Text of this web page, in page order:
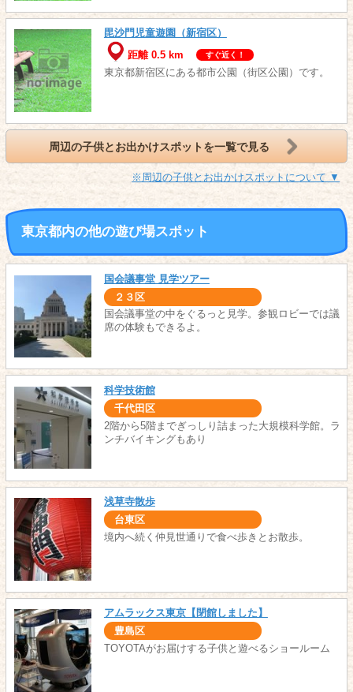
毘沙門児童遊園（新宿区）
距離 0.5 km
すぐ近く！
東京都新宿区にある都市公園（街区公園）です。
周辺の子供とお出かけスポットを一覧で見る
※周辺の子供とお出かけスポットについて ▼
東京都内の他の遊び場スポット
国会議事堂 見学ツアー
２３区
国会議事堂の中をぐるっと見学。参観ロビーでは議
席の体験もできるよ。
科学技術館
千代田区
2階から5階までぎっしり詰まった大規模科学館。ラ
ンチバイキングもあり
浅草寺散歩
台東区
境内へ続く仲見世通りで食べ歩きとお散歩。
アムラックス東京【閉館しました】
豊島区
TOYOTAがお届けする子供と遊べるショールーム